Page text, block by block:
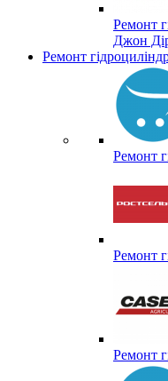
Ремонт
Джон
Ремонт
Ремонт
Ремонт
Ремонт